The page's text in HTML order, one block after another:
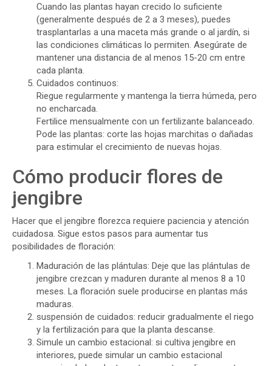
Cuando las plantas hayan crecido lo suficiente
(generalmente después de 2 a 3 meses), puedes
trasplantarlas a una maceta más grande o al jardín, si
las condiciones climáticas lo permiten. Asegúrate de
mantener una distancia de al menos 15-20 cm entre
cada planta.
Cuidados continuos:
Riegue regularmente y mantenga la tierra húmeda, pero
no encharcada.
Fertilice mensualmente con un fertilizante balanceado.
Pode las plantas: corte las hojas marchitas o dañadas
para estimular el crecimiento de nuevas hojas.
Cómo producir flores de
jengibre
Hacer que el jengibre florezca requiere paciencia y atención
cuidadosa. Sigue estos pasos para aumentar tus
posibilidades de floración:
Maduración de las plántulas: Deje que las plántulas de
jengibre crezcan y maduren durante al menos 8 a 10
meses. La floración suele producirse en plantas más
maduras.
suspensión de cuidados: reducir gradualmente el riego
y la fertilización para que la planta descanse.
Simule un cambio estacional: si cultiva jengibre en
interiores, puede simular un cambio estacional